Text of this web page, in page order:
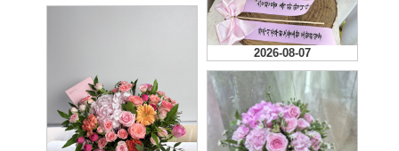
2026-08-07